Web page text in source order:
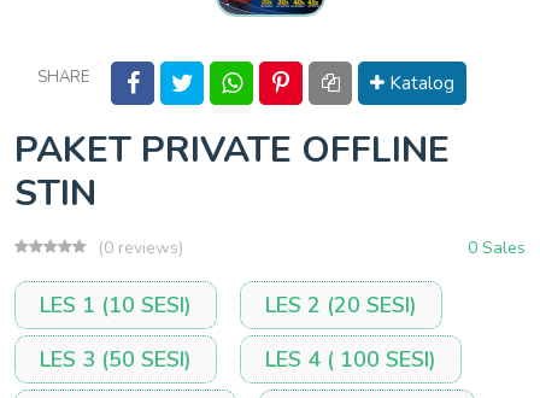
SHARE Katalog
PAKET PRIVATE OFFLINE
STIN
(0 reviews) 0 Sales
LES 1 (10 SESI)
LES 2 (20 SESI)
LES 3 (50 SESI)
LES 4 ( 100 SESI)